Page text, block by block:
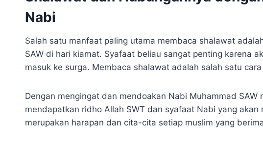
Nabi
Salah satu manfaat paling utama membaca shalawat
SAW di hari kiamat. Syafaat beliau sangat penting karena
masuk ke surga. Membaca shalawat adalah salah satu
Dengan mengingat dan mendoakan Nabi Muhammad
mendapatkan ridho Allah SWT dan syafaat Nabi yang
merupakan harapan dan cita-cita setiap muslim yang